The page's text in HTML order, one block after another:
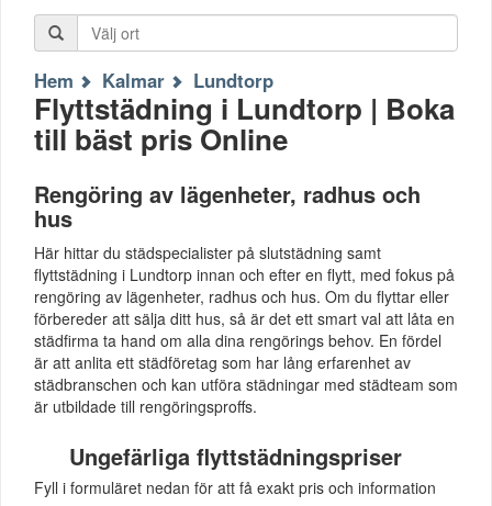
Hem Kalmar Lundtorp
Flyttstädning i Lundtorp | Boka
till bäst pris Online
Rengöring av lägenheter, radhus och
hus
Här hittar du städspecialister på slutstädning samt
flyttstädning i Lundtorp innan och efter en flytt, med fokus på
rengöring av lägenheter, radhus och hus. Om du flyttar eller
förbereder att sälja ditt hus, så är det ett smart val att låta en
städfirma ta hand om alla dina rengörings behov. En fördel
är att anlita ett städföretag som har lång erfarenhet av
städbranschen och kan utföra städningar med städteam som
är utbildade till rengöringsproffs.
Ungefärliga flyttstädningspriser
Fyll i formuläret nedan för att få exakt pris och information